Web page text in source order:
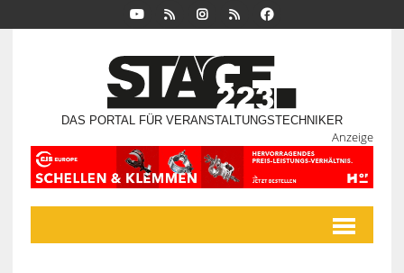
DAS PORTAL FÜR VERANSTALTUNGSTECHNIKER
Anzeige